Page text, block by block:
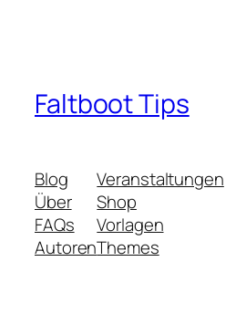
Faltboot Tips
Blog
Über
FAQs
Autoren
Veranstaltungen
Shop
Vorlagen
Themes